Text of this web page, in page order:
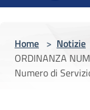
Home > Notizie
ORDINANZA
Numero di